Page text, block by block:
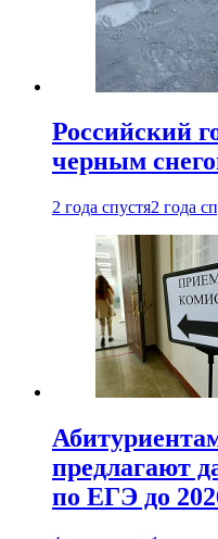
Российский
черным
2 года спустя2 года
предлагают
по ЕГЭ до